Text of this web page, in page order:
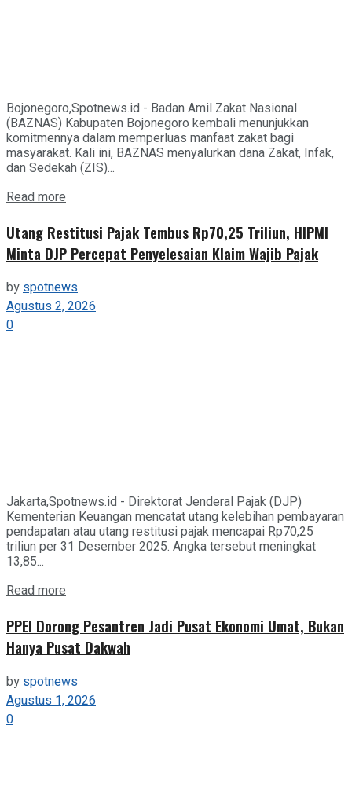
Bojonegoro,Spotnews.id - Badan Amil Zakat Nasional
(BAZNAS) Kabupaten Bojonegoro kembali menunjukkan
komitmennya dalam memperluas manfaat zakat bagi
masyarakat. Kali ini, BAZNAS menyalurkan dana Zakat, Infak,
dan Sedekah (ZIS)...
Read more
Utang Restitusi Pajak Tembus Rp70,25 Triliun, HIPMI
Minta DJP Percepat Penyelesaian Klaim Wajib Pajak
byspotnews
Agustus 2, 2026
0
Jakarta,Spotnews.id - Direktorat Jenderal Pajak (DJP)
Kementerian Keuangan mencatat utang kelebihan pembayaran
pendapatan atau utang restitusi pajak mencapai Rp70,25
triliun per 31 Desember 2025. Angka tersebut meningkat
13,85...
Read more
PPEI Dorong Pesantren Jadi Pusat Ekonomi Umat, Bukan
Hanya Pusat Dakwah
byspotnews
Agustus 1, 2026
0